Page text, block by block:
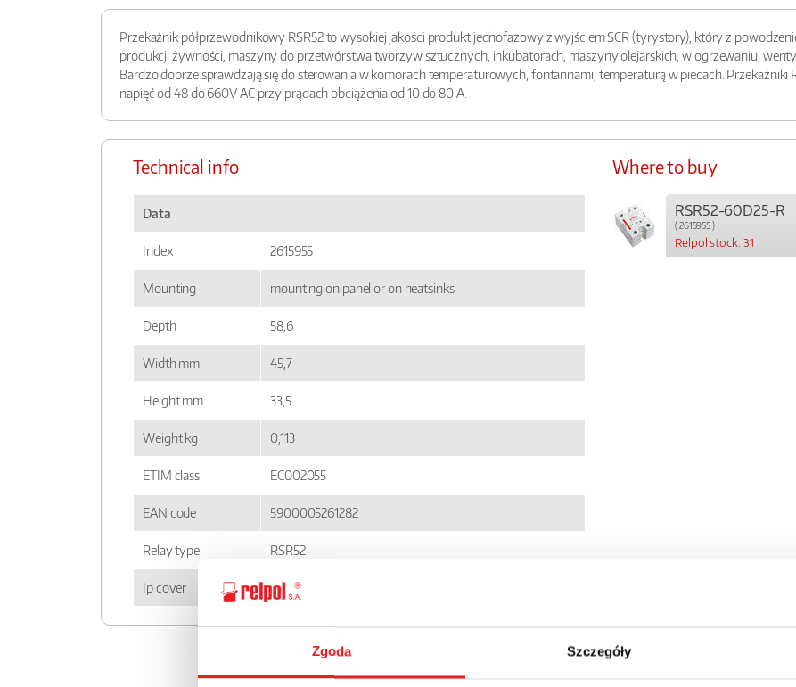
Zgoda Szczegóły
Przekaźnik półprzewodnikowy RSR52 to wysokiej jakości produkt jednofazowy z wyjściem SCR (tyrystory), który z
produkcji żywności, maszyny do przetwórstwa tworzyw sztucznych, inkubatorach, maszyny olejarskich, w ogrzewaniu,
Bardzo dobrze sprawdzają się do sterowania w komorach temperaturowych, fontannami, temperaturą w piecach. Przekaźniki
napięć od 48 do 660V AC przy prądach obciążenia od 10 do 80 A.
Technical info
Data
Index 2615955
Mounting mounting on panel or on heatsinks
Depth 58,6
Width mm 45,7
Height mm 33,5
Weight kg 0,113
ETIM class EC002055
EAN code 5900005261282
Relay type RSR52
Ip cover IP 20
Where to buy
RSR52-60D25-R
( 2615955 )
Relpol stock: 31